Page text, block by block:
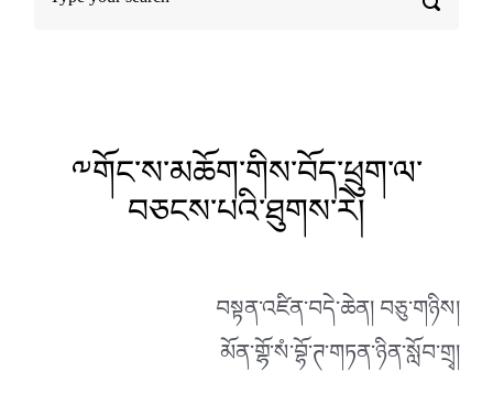
༸གོང་ས་མཆོག་གིས་བོད་ཕྲུག་ལ་
བཅངས་པའི་ཐུགས་རེ།
བསྟན་འཛིན་བདེ་ཆེན། བཅུ་གཉིས།
མོན་གྷོ་སཾ་བྷོ་ཊ་གཏན་ཉིན་སློབ་གྲྭ།